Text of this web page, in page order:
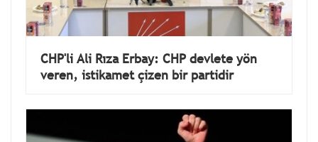
CHP'li Ali Rıza Erbay: CHP devlete yön
veren, istikamet çizen bir partidir